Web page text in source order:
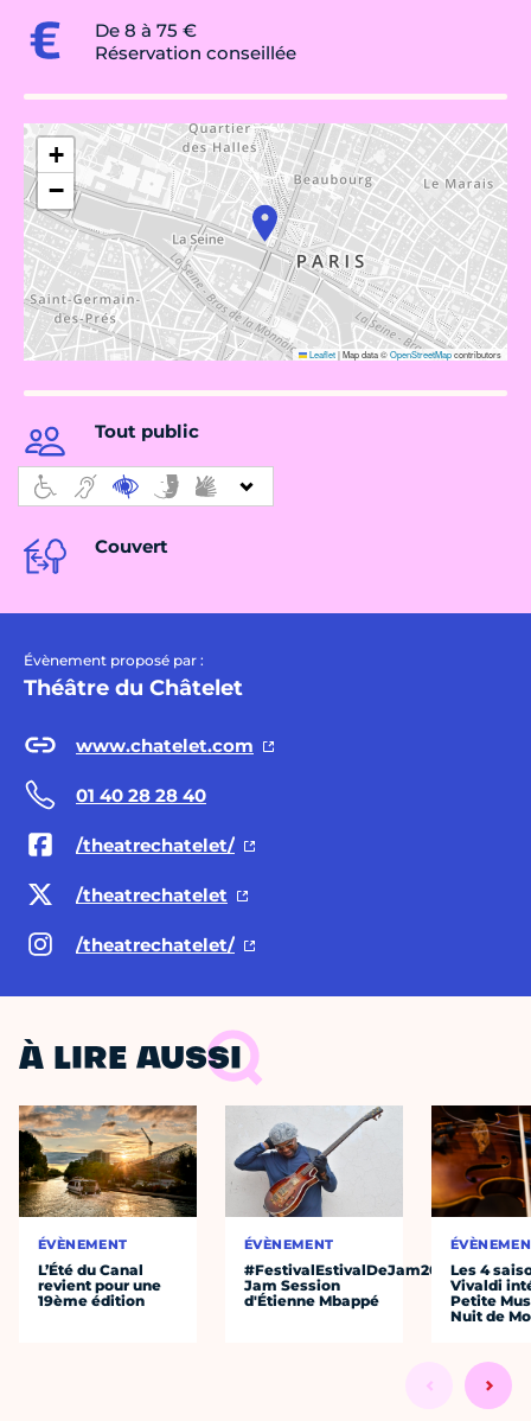
De 8 à 75 €
Réservation conseillée
+
−
Leaflet|Map data ©OpenStreetMapcontributors
Tout public
Couvert
Évènement proposé par :
Théâtre du Châtelet
www.chatelet.com
01 40 28 28 40
/theatrechatelet/
/theatrechatelet
/theatrechatelet/
À LIRE AUSSI
ÉVÈNEMENT
L’Été du Canal
revient pour une
19ème édition
ÉVÈNEMENT
#FestivalEstivalDeJam2026
Jam Session
d'Étienne Mbappé
Les 4
Vivaldi
Petite
Nuit de